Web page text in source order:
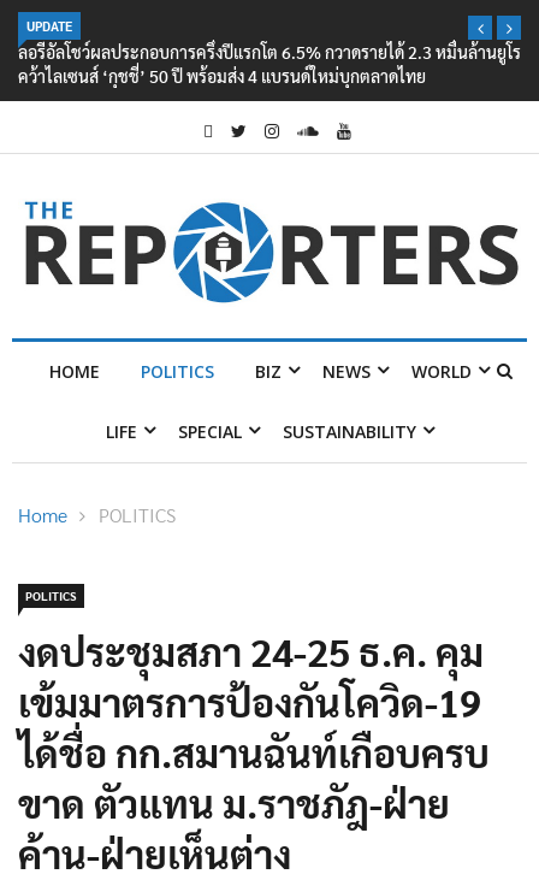
UPDATE
ลอรีอัลโชว์ผลประกอบการครึ่งปีแรกโต 6.5% กวาดรายได้ 2.3 หมื่นล้านยูโร
คว้าไลเซนส์ ‘กุชชี่’ 50 ปี พร้อมส่ง 4 แบรนด์ใหม่บุกตลาดไทย
HOME POLITICS BIZ NEWS WORLD
LIFE SPECIAL SUSTAINABILITY
Home POLITICS
POLITICS
งดประชุมสภา 24-25 ธ.ค. คุม
เข้มมาตรการป้องกันโควิด-19
ได้ชื่อ กก.สมานฉันท์เกือบครบ
ขาด ตัวแทน ม.ราชภัฎ-ฝ่าย
ค้าน-ฝ่ายเห็นต่าง